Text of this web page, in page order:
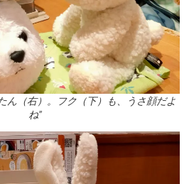
ん（右）。フク（下）も、うさ顔だよ
ね”